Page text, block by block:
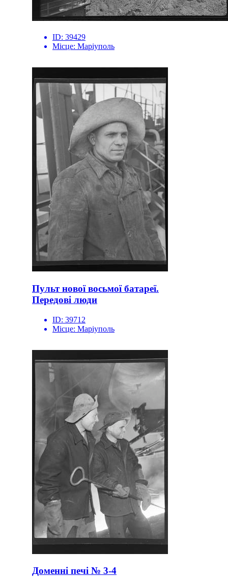
ID: 39429
Місце: Маріуполь
Пульт нової восьмої батареї.
Передові люди
ID: 39712
Місце: Маріуполь
Доменні печі № 3-4